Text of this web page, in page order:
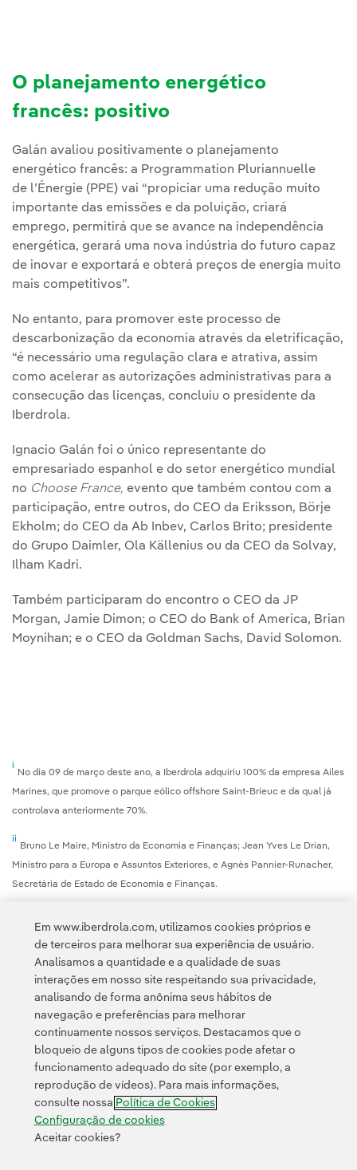
O planejamento energético
francês: positivo
Galán avaliou positivamente o planejamento
energético francês: a Programmation Pluriannuelle
de l’Énergie (PPE) vai “propiciar uma redução muito
importante das emissões e da poluição, criará
emprego, permitirá que se avance na independência
energética, gerará uma nova indústria do futuro capaz
de inovar e exportará e obterá preços de energia muito
mais competitivos”.
No entanto, para promover este processo de
descarbonização da economia através da eletrificação,
“é necessário uma regulação clara e atrativa, assim
como acelerar as autorizações administrativas para a
consecução das licenças, concluiu o presidente da
Iberdrola.
Ignacio Galán foi o único representante do
empresariado espanhol e do setor energético mundial
no Choose France, evento que também contou com a
participação, entre outros, do CEO da Eriksson, Börje
Ekholm; do CEO da Ab Inbev, Carlos Brito; presidente
do Grupo Daimler, Ola Källenius ou da CEO da Solvay,
Ilham Kadri.
Também participaram do encontro o CEO da JP
Morgan, Jamie Dimon; o CEO do Bank of America, Brian
Moynihan; e o CEO da Goldman Sachs, David Solomon.
i
No dia 09 de março deste ano, a Iberdrola adquiriu 100% da empresa Ailes
Marines, que promove o parque eólico offshore Saint-Brieuc e da qual já
controlava anteriormente 70%.
ii
Bruno Le Maire, Ministro da Economia e Finanças; Jean Yves Le Drian,
Ministro para a Europa e Assuntos Exteriores, e Agnès Pannier-Runacher,
Secretária de Estado de Economia e Finanças.
Contato Clientes Política de Privacidade Informação legal
Política de cookies Configuração de cookies Acessibilidade
Canal de denúncias
© 2026 Iberdrola, S.A. Todos os direitos reservados.
Em www.iberdrola.com, utilizamos cookies próprios e
de terceiros para melhorar sua experiência de usuário.
Analisamos a quantidade e a qualidade de suas
interações em nosso site respeitando sua privacidade,
analisando de forma anônima seus hábitos de
navegação e preferências para melhorar
continuamente nossos serviços. Destacamos que o
bloqueio de alguns tipos de cookies pode afetar o
funcionamento adequado do site (por exemplo, a
reprodução de vídeos). Para mais informações,
consulte nossa Política de Cookies
Configuração de cookies
Aceitar cookies?